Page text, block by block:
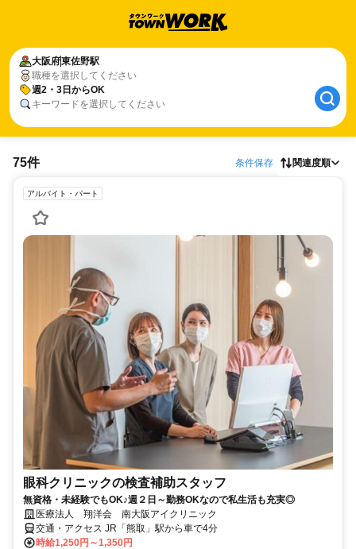
大阪府東佐野駅
職種を選択してください
週2・3日からOK
キーワードを選択してください
75件 条件保存 関連度順
アルバイト・パート
眼科クリニックの検査補助スタッフ
無資格・未経験でもOK♪週２日～勤務OKなので私生活も充実◎
医療法人 翔洋会 南大阪アイクリニック
交通・アクセス JR「熊取」駅から車で4分
時給1,250円～1,350円